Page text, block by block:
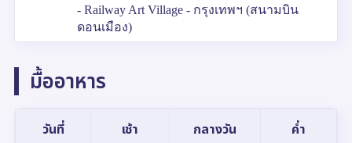
- Railway Art Village - กรุงเทพฯ (สนามบิน
ดอนเมือง)
มื้ออาหาร
วันที่ เช้า กลางวัน ค่ำ